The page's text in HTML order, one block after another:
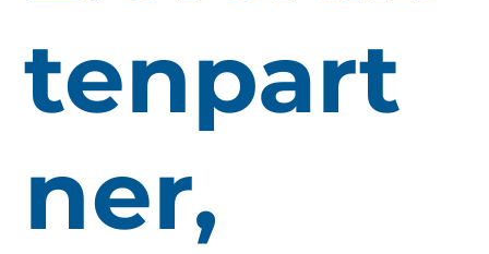
tenpart
ner,